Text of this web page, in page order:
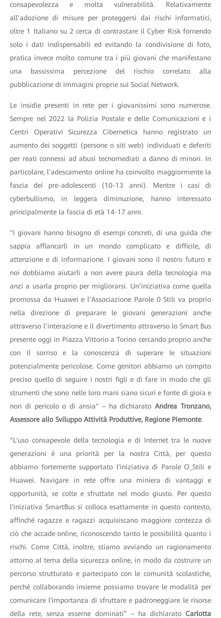
consapevolezza e molta vulnerabilità. Relativamente
all’adozione di misure per proteggersi dai rischi informatici,
oltre 1 Italiano su 2 cerca di contrastare il Cyber Risk fornendo
solo i dati indispensabili ed evitando la condivisione di foto,
pratica invece molto comune tra i più giovani che manifestano
una bassissima percezione del rischio correlato alla
pubblicazione di immagini proprie sui Social Network.
Le insidie presenti in rete per i giovanissimi sono numerose.
Sempre nel 2022 la Polizia Postale e delle Comunicazioni e i
Centri Operativi Sicurezza Cibernetica hanno registrato un
aumento dei soggetti (persone o siti web) individuati e deferiti
per reati connessi ad abusi tecnomediati a danno di minori. In
particolare, l’adescamento online ha coinvolto maggiormente la
fascia dei pre-adolescenti (10-13 anni). Mentre i casi di
cyberbullismo, in leggera diminuzione, hanno interessato
principalmente la fascia di età 14-17 anni.
"I giovani hanno bisogno di esempi concreti, di una guida che
sappia affiancarli in un mondo complicato e difficile, di
attenzione e di informazione. I giovani sono il nostro futuro e
noi dobbiamo aiutarli a non avere paura della tecnologia ma
anzi a usarla proprio per migliorarsi. Un’iniziativa come quella
promossa da Huawei e l’Associazione Parole 0 Stili va proprio
nella direzione di preparare le giovani generazioni anche
attraverso l’interazione e il divertimento attraverso lo Smart Bus
presente oggi in Piazza Vittorio a Torino cercando proprio anche
con il sorriso e la conoscenza di superare le situazioni
potenzialmente pericolose. Come genitori abbiamo un compito
preciso quello di seguire i nostri figli e di fare in modo che gli
strumenti che sono nelle loro mani siano sicuri e fonte di gioia e
non di pericolo o di ansia" – ha dichiaratoAndrea Tronzano,
Assessore allo Sviluppo Attività Produttive, Regione Piemonte.
“L'uso consapevole della tecnologia e di Internet tra le nuove
generazioni è una priorità per la nostra Città, per questo
abbiamo fortemente supportato l'iniziativa di Parole O_Stili e
Huawei. Navigare in rete offre una miniera di vantaggi e
opportunità, se colte e sfruttate nel modo giusto. Per questo
l'iniziativa SmartBus si colloca esattamente in questo contesto,
affinché ragazze e ragazzi acquisiscano maggiore contezza di
ciò che accade online, riconoscendo tanto le possibilità quanto i
rischi. Come Città, inoltre, stiamo avviando un ragionamento
attorno al tema della sicurezza online, in modo da costruire un
percorso strutturato e partecipato con le comunità scolastiche,
perché collaborando insieme possiamo trovare le modalità per
comunicare l'importanza di sfruttare e padroneggiare le risorse
della rete, senza esserne dominati” – ha dichiarato Carlotta